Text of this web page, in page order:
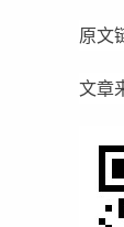
原文
文章